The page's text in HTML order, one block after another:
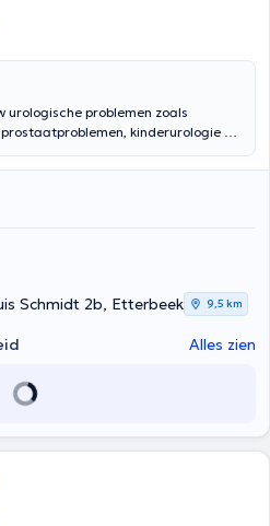
urologische problemen zoals
kinderurologie en
chirurgie, Urodynamica en
Schmidt 2b, Etterbeek 9,5 km
Alles zien